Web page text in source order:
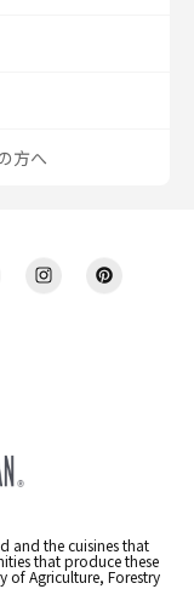
and the cuisines that
that produce these
of Agriculture, Forestry
方へ